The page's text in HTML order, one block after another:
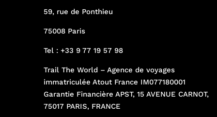
59, rue de Ponthieu
75008 Paris
Tel : +33 9 77 19 57 98
Trail The World – Agence de voyages
immatriculée Atout France IM077180001
Garantie Financière APST, 15 AVENUE CARNOT,
75017 PARIS, FRANCE